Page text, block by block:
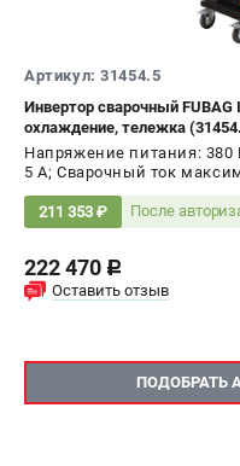
Артикул: 31454.5
Инвертор сварочный FUBAG INTIG 400 T DC PULSE + горелка,
охлаждение, тележка
Напряжение питания:
5 А; Сварочный ток
Мощность: 12 кВт
211 353 ₽ После
222 470 c
Оставить отзыв
ПОДОБРАТЬ